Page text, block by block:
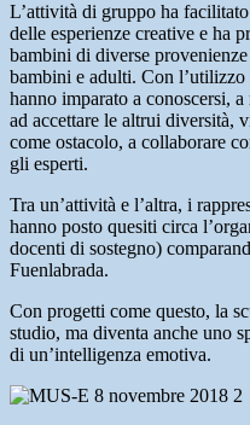
L’attività di gruppo ha
delle esperienze creative e ha
bambini di diverse
bambini e adulti. Con
hanno imparato a conoscersi,
ad accettare le altrui diversità,
come ostacolo, a collaborare
gli esperti.
Tra un’attività e l’altra, i
hanno posto quesiti circa
docenti di sostegno)
Fuenlabrada.
Con progetti come questo, la
studio, ma diventa anche uno
di un’intelligenza emotiva.